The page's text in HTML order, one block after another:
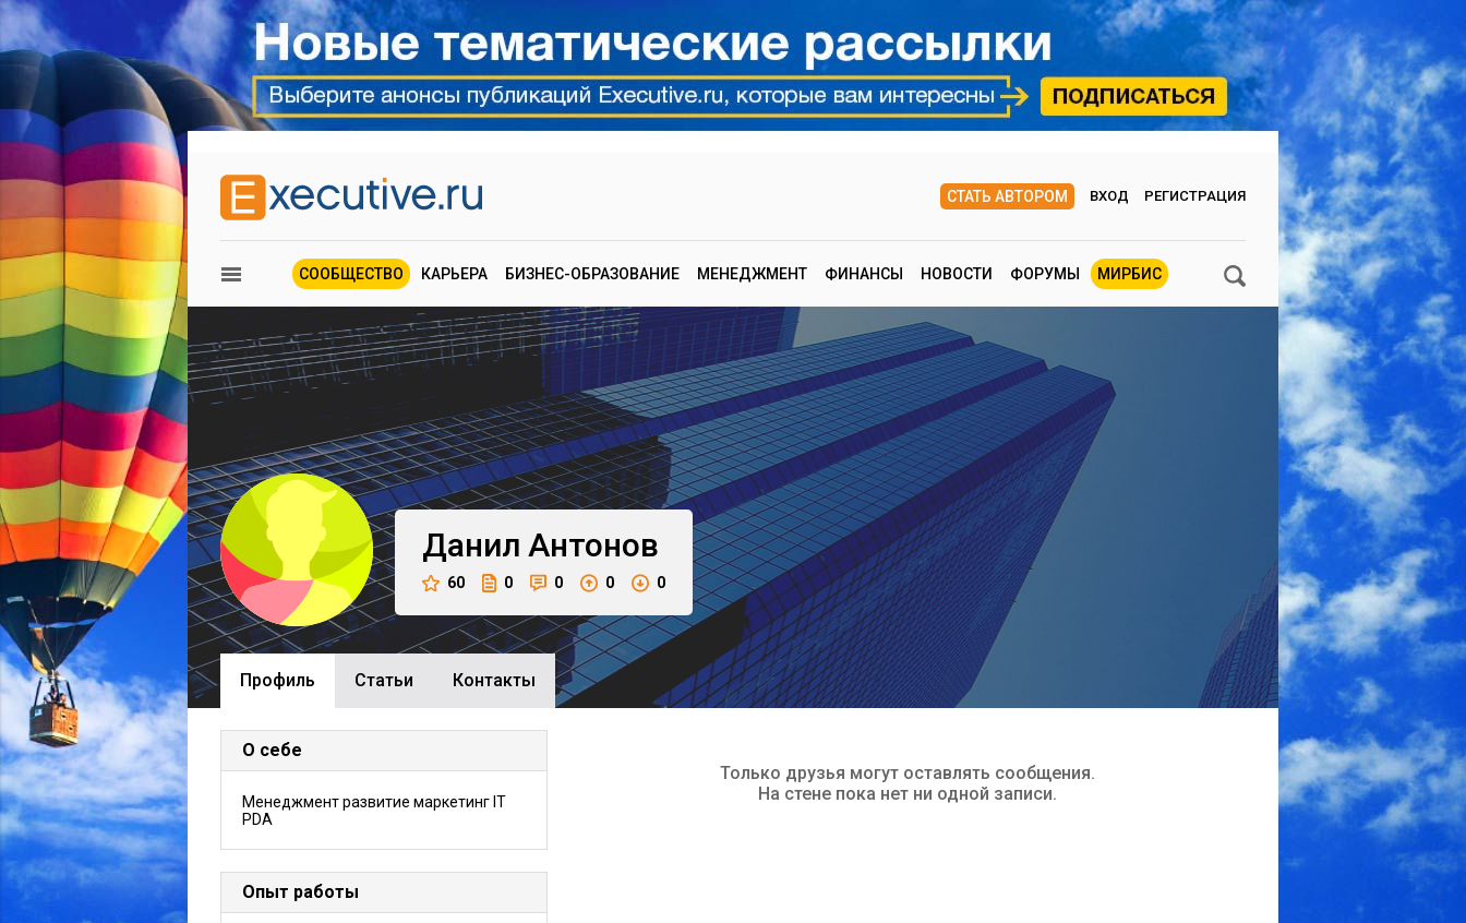
СТАТЬ АВТОРОМ ВХОД РЕГИСТРАЦИЯ
СООБЩЕСТВО КАРЬЕРА БИЗНЕС-ОБРАЗОВАНИЕ МЕНЕДЖМЕНТ ФИНАНСЫ НОВОСТИ ФОРУМЫ МИРБИС
Данил Антонов
60 0 0 0 0
Профиль Cтатьи Контакты
О себе
Менеджмент развитие маркетинг IT
PDA
Опыт работы
Только друзья могут оставлять сообщения.
На стене пока нет ни одной записи.